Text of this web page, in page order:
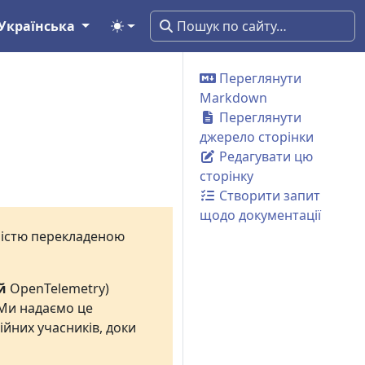
Переглянути
Markdown
Переглянути
джерело сторінки
Редагувати цю
сторінку
Створити запит
щодо документації
перекладеною
OpenTelemetry)
надаємо це
учасників, доки